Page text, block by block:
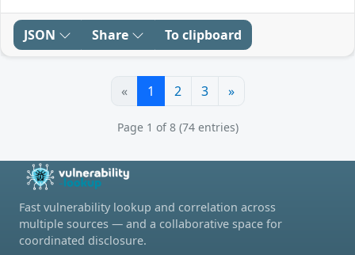
JSON Share To clipboard
« 1 2 3 »
Page 1 of 8 (74 entries)
Fast vulnerability lookup and correlation across
multiple sources — and a collaborative space for
coordinated disclosure.